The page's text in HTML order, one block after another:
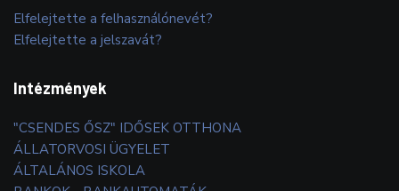
Elfelejtette a felhasználónevét?
Elfelejtette a jelszavát?
Intézmények
"CSENDES ŐSZ" IDŐSEK OTTHONA
ÁLLATORVOSI ÜGYELET
ÁLTALÁNOS ISKOLA